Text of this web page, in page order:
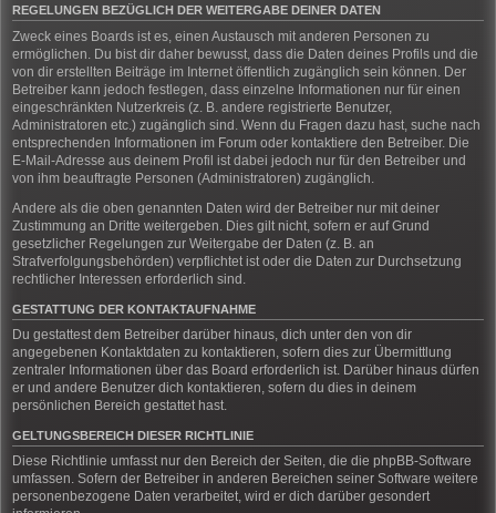
REGELUNGEN BEZÜGLICH DER WEITERGABE DEINER DATEN
Zweck eines Boards ist es, einen Austausch mit anderen Personen zu
ermöglichen. Du bist dir daher bewusst, dass die Daten deines Profils und die
von dir erstellten Beiträge im Internet öffentlich zugänglich sein können. Der
Betreiber kann jedoch festlegen, dass einzelne Informationen nur für einen
eingeschränkten Nutzerkreis (z. B. andere registrierte Benutzer,
Administratoren etc.) zugänglich sind. Wenn du Fragen dazu hast, suche nach
entsprechenden Informationen im Forum oder kontaktiere den Betreiber. Die
E-Mail-Adresse aus deinem Profil ist dabei jedoch nur für den Betreiber und
von ihm beauftragte Personen (Administratoren) zugänglich.
Andere als die oben genannten Daten wird der Betreiber nur mit deiner
Zustimmung an Dritte weitergeben. Dies gilt nicht, sofern er auf Grund
gesetzlicher Regelungen zur Weitergabe der Daten (z. B. an
Strafverfolgungsbehörden) verpflichtet ist oder die Daten zur Durchsetzung
rechtlicher Interessen erforderlich sind.
GESTATTUNG DER KONTAKTAUFNAHME
Du gestattest dem Betreiber darüber hinaus, dich unter den von dir
angegebenen Kontaktdaten zu kontaktieren, sofern dies zur Übermittlung
zentraler Informationen über das Board erforderlich ist. Darüber hinaus dürfen
er und andere Benutzer dich kontaktieren, sofern du dies in deinem
persönlichen Bereich gestattet hast.
GELTUNGSBEREICH DIESER RICHTLINIE
Diese Richtlinie umfasst nur den Bereich der Seiten, die die phpBB-Software
umfassen. Sofern der Betreiber in anderen Bereichen seiner Software weitere
personenbezogene Daten verarbeitet, wird er dich darüber gesondert